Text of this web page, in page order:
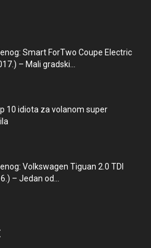
Smart ForTwo Coupe Electric
– Mali gradski...
10 idiota za volanom super
Volkswagen Tiguan 2.0 TDI
– Jedan od...